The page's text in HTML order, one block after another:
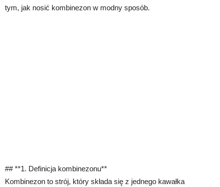
tym, jak nosić kombinezon w modny sposób.
## **1. Definicja kombinezonu**
Kombinezon to strój, który składa się z jednego kawałka